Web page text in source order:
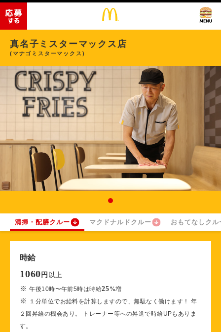
真名子ミスターマックス店
(マナゴミスターマックス)
清掃・配膳クルー マクドナルドクルー おもてなしクル
時給
1060 円 以上
※午後10時〜午前5時は時給25%増
※
１分単位でお給料を計算しますので、無駄なく働けます！ 年
２回昇給の機会あり。 トレーナー等への昇進で時給UPもありま
す。